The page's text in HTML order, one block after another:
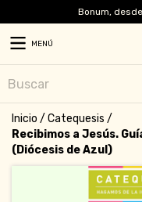
Bonum,
MENÚ
Inicio / Catequesis /
Recibimos a Jesús.
(Diócesis de Azul)